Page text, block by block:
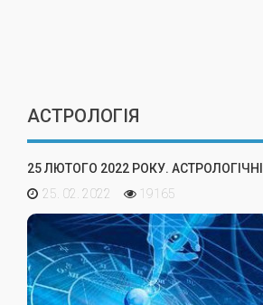
АСТРОЛОГІЯ
25 ЛЮТОГО 2022 РОКУ.
25. 02. 2022
19165